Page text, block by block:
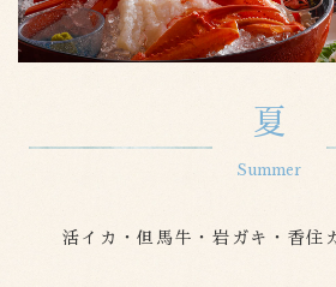
夏
活イカ・但馬牛・岩ガキ・香住